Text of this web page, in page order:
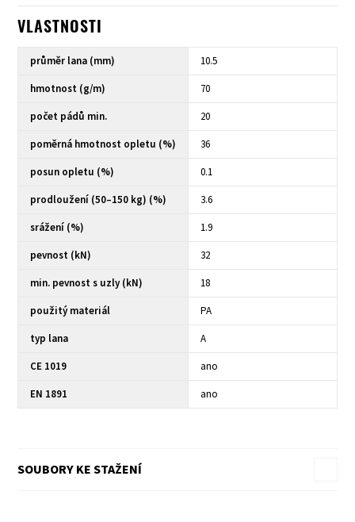
VLASTNOSTI
průměr lana (mm)
10.5
hmotnost (g/m)
70
počet pádů min.
20
poměrná hmotnost opletu (%)
36
posun opletu (%)
0.1
prodloužení (50–150 kg) (%)
3.6
srážení (%)
1.9
pevnost (kN)
32
min. pevnost s uzly (kN)
18
použitý materiál
PA
typ lana
A
CE 1019
ano
EN 1891
ano
SOUBORY KE STAŽENÍ